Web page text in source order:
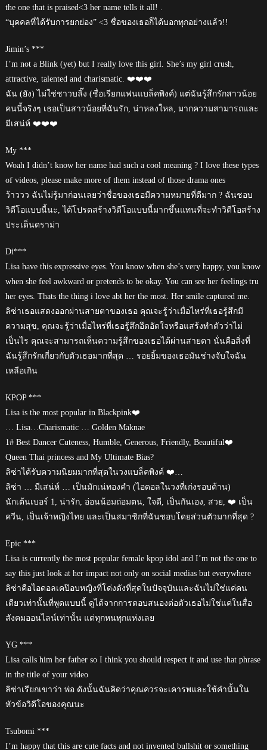
the one that is praised<3 her name tells it all! .
“บุคคลที่ได้รับการยกย่อง” <3 ชื่อของเธอก็ได้บอกทุกอย่างแล้ว!!
Jimin’s ***
I’m not a Blink (yet) but I really love this girl. She’s my girl crush,
attractive, talented and charismatic. ❤️❤️❤️
ฉัน (ยัง) ไม่ใช่ชาวบลิ๊ง (ชื่อเรียกแฟนแบล็คพิงค์) แต่ฉันรู้สึกรักสาวน้อย
คนนี้จริงๆ เธอเป็นสาวน้อยที่ฉันรัก, น่าหลงใหล, มากความสามารถและ
มีเสน่ห์ ❤️❤️❤️
My ***
Woah I didn’t know her name had such a cool meaning ? I love these types
of videos, please make more of them instead of those drama ones
ว้าววว ฉันไม่รู้มาก่อนเลยว่าชื่อของเธอมีความหมายที่ดีมาก ? ฉันชอบ
วิดีโอแบบนี้นะ, ได้โปรดสร้างวิดีโอแบบนี้มากขึ้นแทนที่จะทำวิดีโอสร้าง
ประเด็นดราม่า
Di***
Lisa have this expressive eyes. You know when she’s very happy, you know
when she feel awkward or pretends to be okay. You can see her feelings tru
her eyes. Thats the thing i love abt her the most. Her smile captured me.
ลิซ่าเธอแสดงออกผ่านสายตาของเธอ คุณจะรู้ว่าเมื่อไหร่ที่เธอรู้สึกมี
ความสุข, คุณจะรู้ว่าเมื่อไหร่ที่เธอรู้สึกอึดอัดใจหรือแสร้งทำตัวว่าไม่
เป็นไร คุณจะสามารถเห็นความรู้สึกของเธอได้ผ่านสายตา นั่นคือสิ่งที่
ฉันรู้สึกรักเกี่ยวกับตัวเธอมากที่สุด … รอยยิ้มของเธอมันช่างจับใจฉัน
เหลือเกิน
KPOP ***
Lisa is the most popular in Blackpink❤️
… Lisa…Charismatic … Golden Maknae
1# Best Dancer Cuteness, Humble, Generous, Friendly, Beautiful❤️
Queen Thai princess and My Ultimate Bias?
ลิซ่าได้รับความนิยมมากที่สุดในวงแบล็คพิงค์ ❤️…
ลิซ่า … มีเสน่ห์ … เป็นมักเน่ทองคำ (ไอดอลในวงที่เก่งรอบด้าน)
นักเต้นเบอร์ 1, น่ารัก, อ่อนน้อมถ่อมตน, ใจดี, เป็นกันเอง, สวย, ❤️ เป็น
ควีน, เป็นเจ้าหญิงไทย และเป็นสมาชิกที่ฉันชอบโดยส่วนตัวมากที่สุด ?
Epic ***
Lisa is currently the most popular female kpop idol and I’m not the one to
say this just look at her impact not only on social medias but everywhere
ลิซ่าคือไอดอลเคป๊อบหญิงที่โด่งดังที่สุดในปัจจุบันและฉันไม่ใช่แค่คน
เดียวเท่านั้นที่พูดแบบนี้ ดูได้จากการตอบสนองต่อตัวเธอไม่ใช่แค่ในสื่อ
สังคมออนไลน์เท่านั้น แต่ทุกหนทุกแห่งเลย
YG ***
Lisa calls him her father so I think you should respect it and use that phrase
in the title of your video
ลิซ่าเรียกเขาว่า พ่อ ดังนั้นฉันคิดว่าคุณควรจะเคารพและใช้คำนั้นใน
หัวข้อวิดีโอของคุณนะ
Tsubomi ***
I’m happy that this are cute facts and not invented bullshit or something